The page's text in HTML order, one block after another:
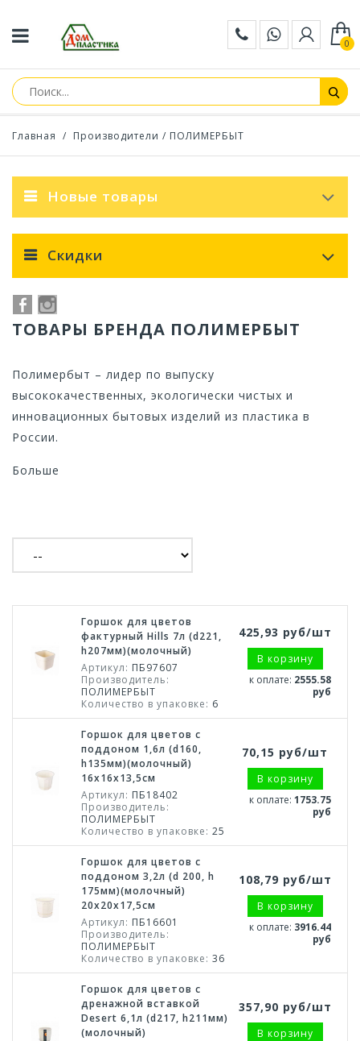
0
Главная / Производители / ПОЛИМЕРБЫТ
Новые товары
Скидки
ТОВАРЫ БРЕНДА ПОЛИМЕРБЫТ
Полимербыт – лидер по выпуску
высококачественных, экологически чистых и
инновационных бытовых изделий из пластика в
России.
Больше
Горшок для цветов
фактурный Hills 7л (d221,
h207мм)(молочный)
Артикул: ПБ97607
Производитель:
ПОЛИМЕРБЫТ
Количество в упаковке: 6
425,93 руб/шт
В корзину
к оплате: 2555.58
руб
Горшок для цветов с
поддоном 1,6л (d160,
h135мм)(молочный)
16х16х13,5см
Артикул: ПБ18402
Производитель:
ПОЛИМЕРБЫТ
Количество в упаковке: 25
70,15 руб/шт
В корзину
к оплате: 1753.75
руб
Горшок для цветов с
поддоном 3,2л (d 200, h
175мм)(молочный)
20х20х17,5см
Артикул: ПБ16601
Производитель:
ПОЛИМЕРБЫТ
Количество в упаковке: 36
108,79 руб/шт
В корзину
к оплате: 3916.44
руб
Горшок для цветов с
дренажной вставкой
Desert 6,1л (d217, h211мм)
(молочный)
357,90 руб/шт
В корзину